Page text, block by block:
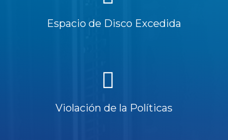
Espacio de Disco Excedida
Violación de la Políticas